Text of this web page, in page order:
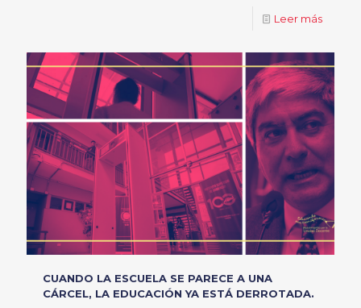
Leer más
CUANDO LA ESCUELA SE PARECE A UNA
CÁRCEL, LA EDUCACIÓN YA ESTÁ DERROTADA.